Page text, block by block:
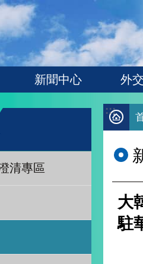
新聞中心 外
清專區
:::
大
駐